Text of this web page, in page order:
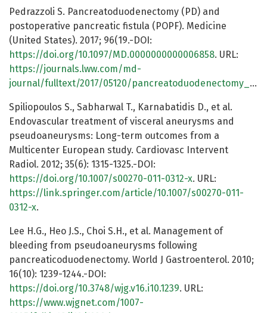
Pedrazzoli S. Pancreatoduodenectomy (PD) and
postoperative pancreatic fistula (POPF). Medicine
(United States). 2017; 96(19.-DOI:
https://doi.org/10.1097/MD.0000000000006858. URL:
https://journals.lww.com/md-
journal/fulltext/2017/05120/pancreatoduodenectomy__pd__and_postoperative.45.aspx
Spiliopoulos S., Sabharwal T., Karnabatidis D., et al.
Endovascular treatment of visceral aneurysms and
pseudoaneurysms: Long-term outcomes from a
Multicenter European study. Cardiovasc Intervent
Radiol. 2012; 35(6): 1315-1325.-DOI:
https://doi.org/10.1007/s00270-011-0312-x. URL:
https://link.springer.com/article/10.1007/s00270-011-
0312-x.
Lee H.G., Heo J.S., Choi S.H., et al. Management of
bleeding from pseudoaneurysms following
pancreaticoduodenectomy. World J Gastroenterol. 2010;
16(10): 1239-1244.-DOI:
https://doi.org/10.3748/wjg.v16.i10.1239. URL:
https://www.wjgnet.com/1007-